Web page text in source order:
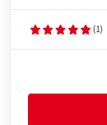
(1)